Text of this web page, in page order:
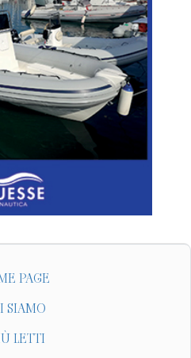
PAGE
SIAMO
LETTI